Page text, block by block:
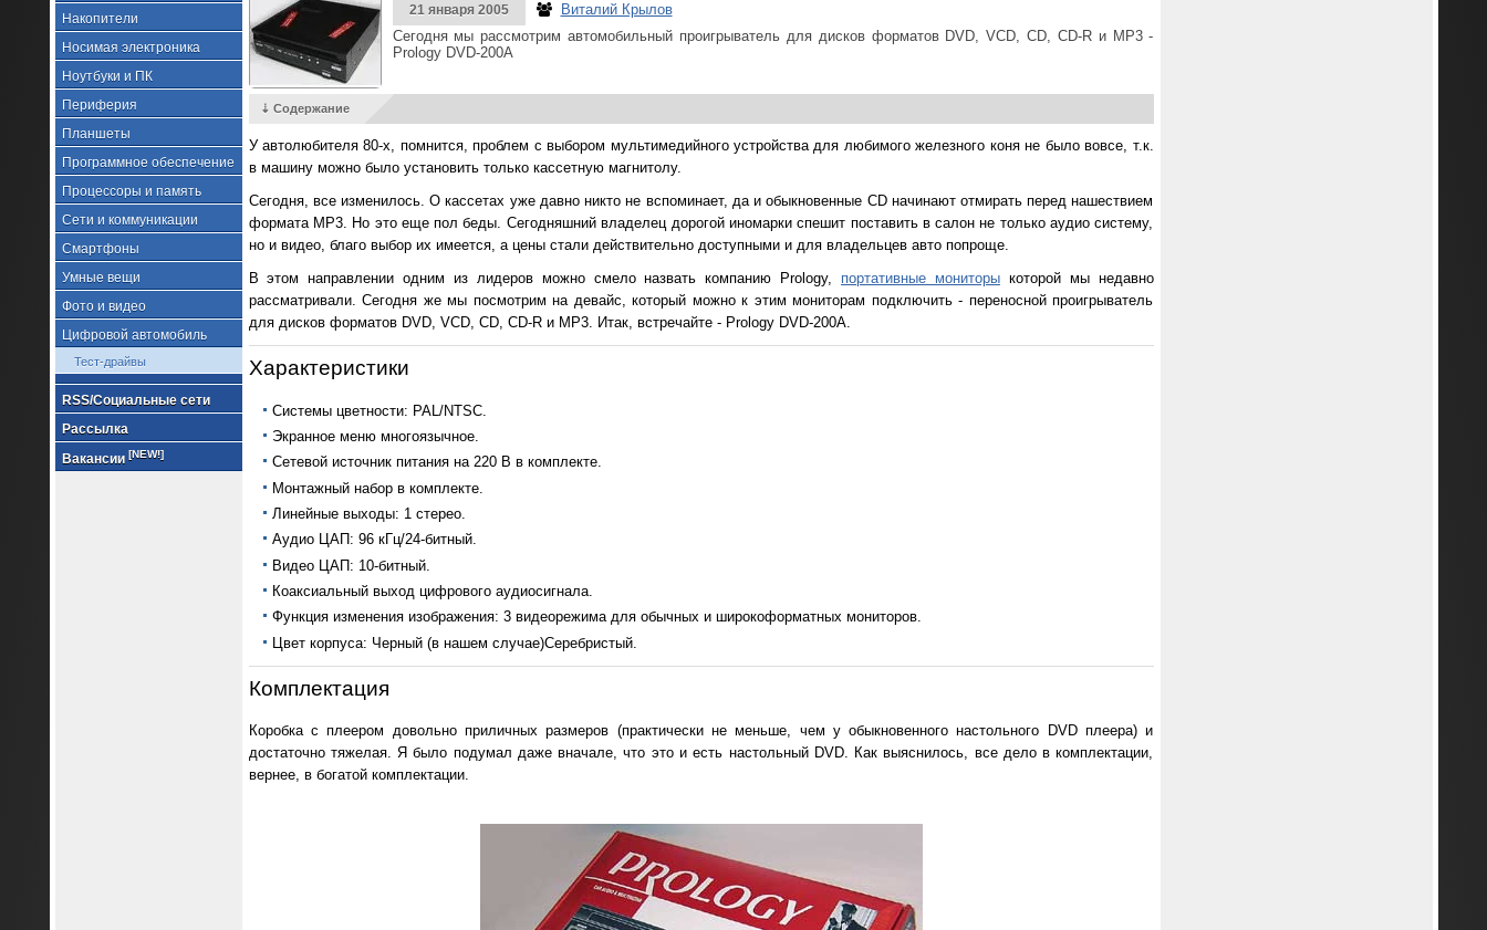
Накопители
Носимая электроника
Ноутбуки и ПК
Периферия
Планшеты
Программное обеспечение
Процессоры и память
Сети и коммуникации
Смартфоны
Умные вещи
Фото и видео
Цифровой автомобиль
Тест-драйвы
RSS/Социальные сети
Рассылка
Вакансии [NEW!]
21 января 2005
Виталий Крылов
Сегодня мы рассмотрим автомобильный проигрыватель для дисков форматов DVD, VCD, CD, CD-R и MP3 -
Prology DVD-200A
⇣ Содержание
У автолюбителя 80-х, помнится, проблем с выбором мультимедийного устройства для любимого железного коня не было вовсе, т.к.
в машину можно было установить только кассетную магнитолу.
Сегодня, все изменилось. О кассетах уже давно никто не вспоминает, да и обыкновенные CD начинают отмирать перед нашествием
формата MP3. Но это еще пол беды. Сегодняшний владелец дорогой иномарки спешит поставить в салон не только аудио систему,
но и видео, благо выбор их имеется, а цены стали действительно доступными и для владельцев авто попроще.
В этом направлении одним из лидеров можно смело назвать компанию Prology, портативные мониторыкоторой мы недавно
рассматривали. Сегодня же мы посмотрим на девайс, который можно к этим мониторам подключить - переносной проигрыватель
для дисков форматов DVD, VCD, CD, CD-R и MP3. Итак, встречайте - Prology DVD-200A.
Характеристики
Системы цветности: PAL/NTSC.
Экранное меню многоязычное.
Сетевой источник питания на 220 В в комплекте.
Монтажный набор в комплекте.
Линейные выходы: 1 стерео.
Аудио ЦАП: 96 кГц/24-битный.
Видео ЦАП: 10-битный.
Коаксиальный выход цифрового аудиосигнала.
Функция изменения изображения: 3 видеорежима для обычных и широкоформатных мониторов.
Цвет корпуса: Черный (в нашем случае)Серебристый.
Комплектация
Коробка с плеером довольно приличных размеров (практически не меньше, чем у обыкновенного настольного DVD плеера) и
достаточно тяжелая. Я было подумал даже вначале, что это и есть настольный DVD. Как выяснилось, все дело в комплектации,
вернее, в богатой комплектации.